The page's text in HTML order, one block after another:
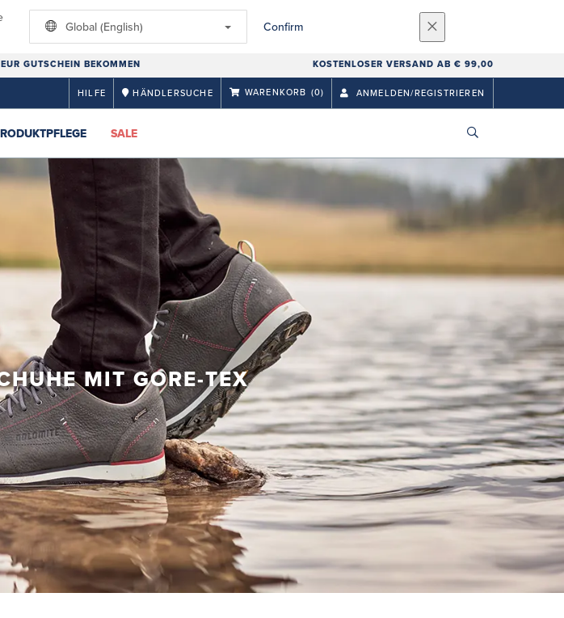
Global (English) Confirm
GUTSCHEIN BEKOMMEN KOSTENLOSER VERSAND AB € 99,00
HILFE HÄNDLERSUCHE WARENKORB (0) ANMELDEN/REGISTRIEREN
SALE
MIT GORE-TEX